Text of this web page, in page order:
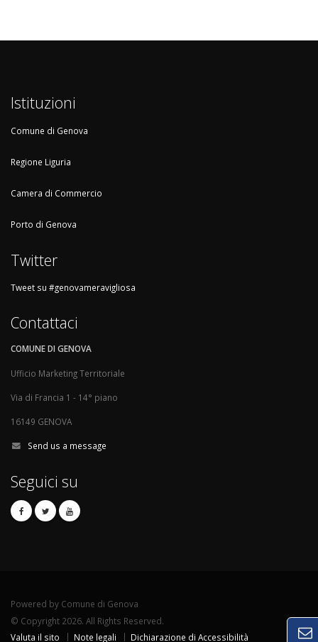
Istituzioni
Comune di Genova
Regione Liguria
Camera di Commercio
Porto di Genova
Twitter
Tweet su #genovameravigliosa
Contattaci
COMUNE DI GENOVA
Ufficio Marketing Territoriale
Via di Francia 1 - 14° piano
16149 GENOVA
Send us a message
Seguici su
Powered by Comune di Genova
© Copyright 2026. All Rights Reserved.
Valuta il sito
Note legali Dichiarazione di Accessibilità